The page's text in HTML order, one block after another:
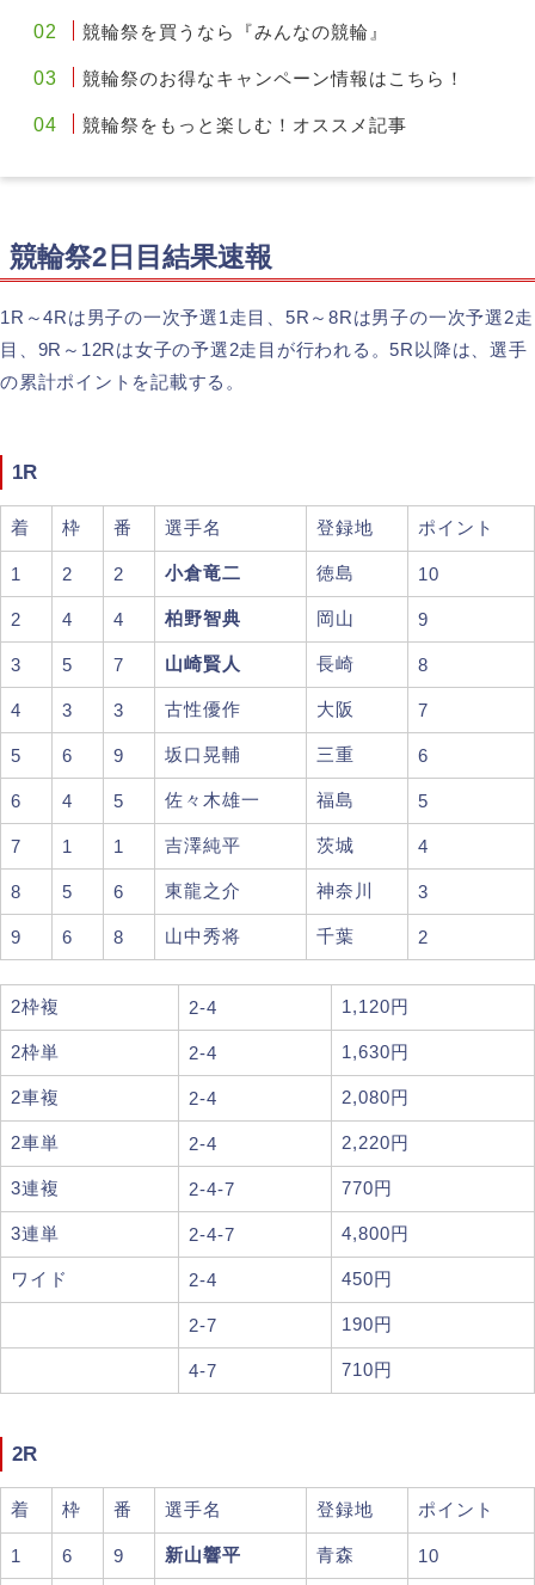
競輪祭を買うなら『みんなの競輪』
競輪祭のお得なキャンペーン情報はこちら！
競輪祭をもっと楽しむ！オススメ記事
競輪祭2日目結果速報
1R～4Rは男子の一次予選1走目、5R～8Rは男子の一次予選2走
目、9R～12Rは女子の予選2走目が行われる。5R以降は、選手
の累計ポイントを記載する。
1R
着 枠 番 選手名 登録地 ポイント
1 2 2 小倉竜二 徳島 10
2 4 4 柏野智典 岡山 9
3 5 7 山崎賢人 長崎 8
4 3 3 古性優作 大阪 7
5 6 9 坂口晃輔 三重 6
6 4 5 佐々木雄一 福島 5
7 1 1 吉澤純平 茨城 4
8 5 6 東龍之介 神奈川 3
9 6 8 山中秀将 千葉 2
2枠複 2-4 1,120円
2枠単 2-4 1,630円
2車複 2-4 2,080円
2車単 2-4 2,220円
3連複 2-4-7 770円
3連単 2-4-7 4,800円
ワイド 2-4 450円
2-7 190円
4-7 710円
2R
着 枠 番 選手名 登録地 ポイント
1 6 9 新山響平 青森 10